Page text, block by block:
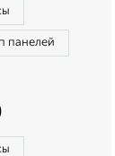
панелей